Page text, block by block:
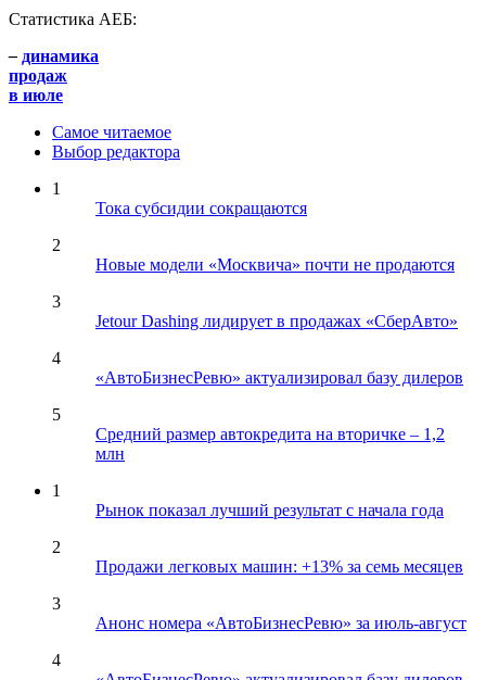
Статистика АЕБ:
– динамика
продаж
в июле
Самое читаемое
Выбор редактора
1
Тока субсидии сокращаются
2
Новые модели «Москвича» почти не продаются
3
Jetour Dashing лидирует в продажах «СберАвто»
4
«АвтоБизнесРевю» актуализировал базу дилеров
5
Средний размер автокредита на вторичке – 1,2
млн
1
Рынок показал лучший результат с начала года
2
Продажи легковых машин: +13% за семь месяцев
3
Анонс номера «АвтоБизнесРевю» за июль-август
4